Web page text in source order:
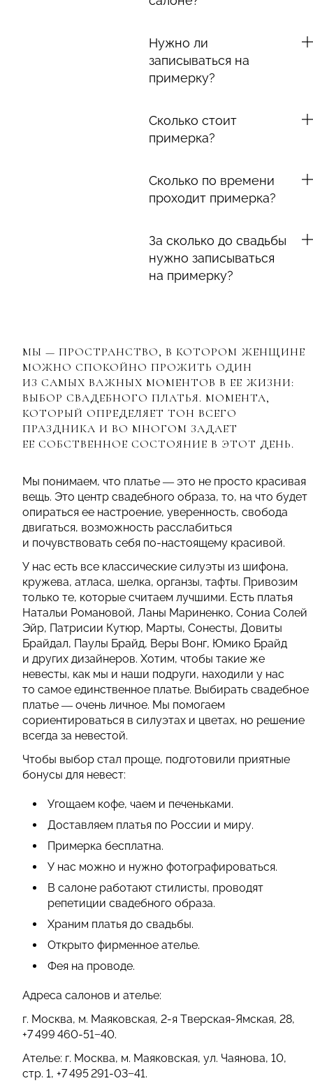
Нужно ли
записываться на
примерку?
Сколько стоит
примерка?
Сколько по времени
проходит примерка?
За сколько до свадьбы
нужно записываться
на примерку?
МЫ — ПРОСТРАНСТВО, В КОТОРОМ ЖЕНЩИНЕ
МОЖНО СПОКОЙНО ПРОЖИТЬ ОДИН
ИЗ САМЫХ ВАЖНЫХ МОМЕНТОВ В ЕЕ ЖИЗНИ:
ВЫБОР СВАДЕБНОГО ПЛАТЬЯ. МОМЕНТА,
КОТОРЫЙ ОПРЕДЕЛЯЕТ ТОН ВСЕГО
ПРАЗДНИКА И ВО МНОГОМ ЗАДАЕТ
ЕЕ СОБСТВЕННОЕ СОСТОЯНИЕ В ЭТОТ ДЕНЬ.
Мы понимаем, что платье — это не просто красивая
вещь. Это центр свадебного образа, то, на что будет
опираться ее настроение, уверенность, свобода
двигаться, возможность расслабиться
и почувствовать себя по-настоящему красивой.
У нас есть все классические силуэты из шифона,
кружева, атласа, шелка, органзы, тафты. Привозим
только те, которые считаем лучшими. Есть платья
Натальи Романовой, Ланы Мариненко, Сониа Солей
Эйр, Патрисии Кутюр, Марты, Сонесты, Довиты
Брайдал, Паулы Брайд, Веры Вонг, Юмико Брайд
и других дизайнеров. Хотим, чтобы такие же
невесты, как мы и наши подруги, находили у нас
то самое единственное платье. Выбирать свадебное
платье — очень личное. Мы помогаем
сориентироваться в силуэтах и цветах, но решение
всегда за невестой.
Чтобы выбор стал проще, подготовили приятные
бонусы для невест:
Угощаем кофе, чаем и печеньками.
Доставляем платья по России и миру.
Примерка бесплатна.
У нас можно и нужно фотографироваться.
В салоне работают стилисты, проводят
репетиции свадебного образа.
Храним платья до свадьбы.
Открыто фирменное ателье.
Фея на проводе.
Адреса салонов и ателье:
г. Москва, м. Маяковская, 2-я Тверская-Ямская, 28,
+7 499 460-51−40.
Ателье: г. Москва, м. Маяковская, ул. Чаянова, 10,
стр. 1, +7 495 291-03−41.